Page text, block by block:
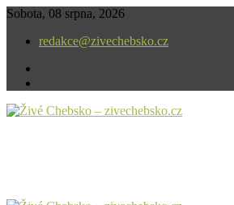
Skip
content
Sobota, 08 srpna, 2026
redakce@zivechebsko.cz